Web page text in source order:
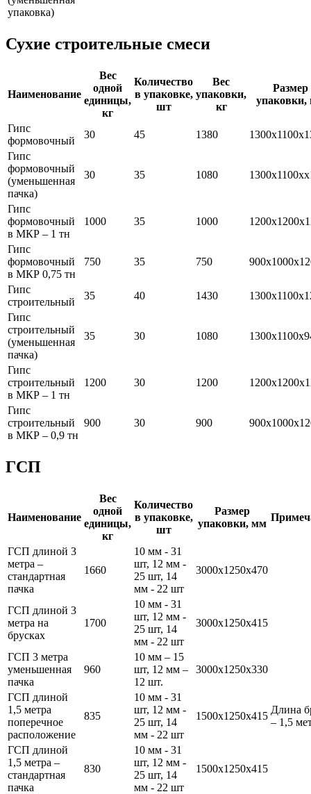
упаковка)
Сухие строительные смеси
Наименование
Вес
одной
единицы,
кг
Количество
в упаковке,
шт
Вес
упаковки,
кг
Размер
Гипс
формовочный
30 45 1380
Гипс
формовочный
(уменьшенная
пачка)
30 35 1080
Гипс
формовочный
в МКР – 1 тн
1000 35 1000
Гипс
формовочный
в МКР 0,75 тн
750 35 750
Гипс
строительный
35 40 1430
Гипс
строительный
(уменьшенная
пачка)
35 30 1080
Гипс
строительный
в МКР – 1 тн
1200 30 1200
Гипс
строительный
в МКР – 0,9 тн
900 30 900
ГСП
Наименование
Вес
одной
единицы,
кг
Количество
в упаковке,
шт
Размер
упаковки, мм
ГСП длиной 3
метра –
стандартная
пачка
1660
10 мм - 31
шт, 12 мм -
25 шт, 14
мм - 22 шт
3000х1250х470
ГСП длиной 3
метра на
брусках
1700
10 мм - 31
шт, 12 мм -
25 шт, 14
мм - 22 шт
3000х1250х415
ГСП 3 метра
уменьшенная
пачка
960
10 мм – 15
шт, 12 мм –
12 шт.
3000х1250х330
ГСП длиной
1,5 метра
поперечное
расположение
835
10 мм - 31
шт, 12 мм -
25 шт, 14
мм - 22 шт
1500х1250х415
Длина
– 1,5
ГСП длиной
1,5 метра –
стандартная
пачка
830
10 мм - 31
шт, 12 мм -
25 шт, 14
мм - 22 шт
1500х1250х415